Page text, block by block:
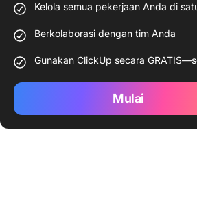
Kelola semua pekerjaan Anda di
Berkolaborasi dengan tim Anda
Gunakan ClickUp secara
Mulai